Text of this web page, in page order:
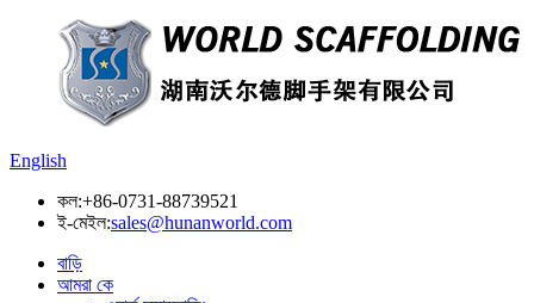
English
কল:+86-0731-88739521
ই-মেইল:sales@hunanworld.com
বাড়ি
আমরা কে